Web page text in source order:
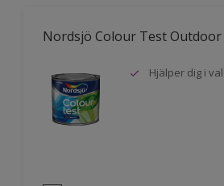
Nordsjö Colour Test Outdoor
Hjälper dig i